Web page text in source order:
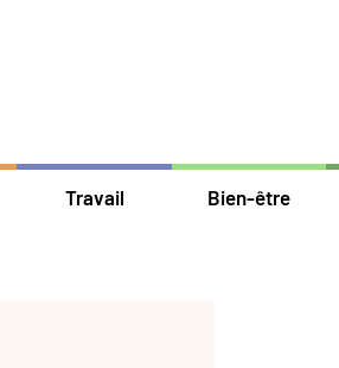
Travail Bien-être